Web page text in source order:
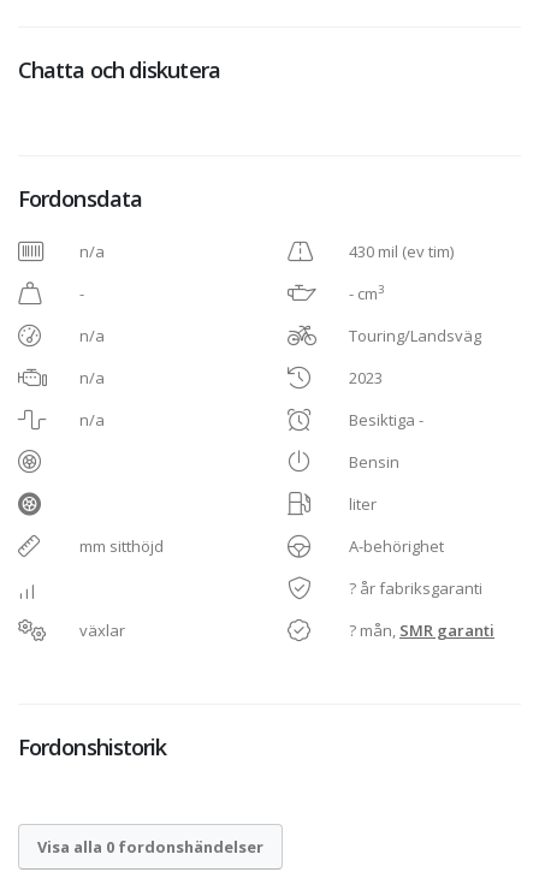
Chatta och diskutera
Fordonsdata
n/a
-
n/a
n/a
n/a
mm sitthöjd
växlar
430 mil (ev tim)
- cm3
Touring/Landsväg
2023
Besiktiga -
Bensin
liter
A-behörighet
? år fabriksgaranti
? mån, SMR garanti
Fordonshistorik
Visa alla 0 fordonshändelser